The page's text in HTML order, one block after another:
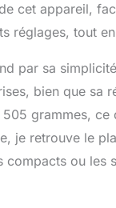
cet appareil,
réglages, tout
par sa
bien que sa
505 grammes,
je retrouve le
compacts ou les